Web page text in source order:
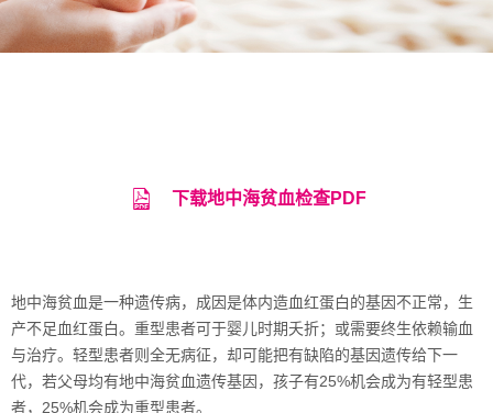
下载地中海贫血检查PDF
地中海贫血是一种遗传病，成因是体内造血红蛋白的基因不正常，生
产不足血红蛋白。 重型患者可于婴儿时期夭折；或需要终生依赖输血
与治疗。 轻型患者则全无病征，却可能把有缺陷的基因遗传给下一
代，若父母均有地中海贫血遗传基因，孩子有25%机会成为有轻型患
者，25%机会成为重型患者。